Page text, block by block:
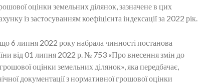
оцінки земельних ділянок, зазначене в цих
із застосуванням коефіцієнта індексації за 2022 рік.
6 липня 2022 року набрала чинності постанова
від 01 липня 2022 р. № 753 «Про внесення змін до
оцінки земельних ділянок», яка передбачає,
документації з нормативної грошової оцінки